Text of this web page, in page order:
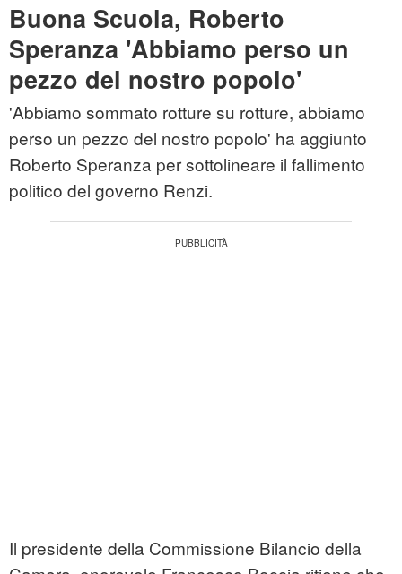
Buona Scuola, Roberto
Speranza 'Abbiamo perso un
pezzo del nostro popolo'
'Abbiamo sommato rotture su rotture, abbiamo
perso un pezzo del nostro popolo' ha aggiunto
Roberto Speranza per sottolineare il fallimento
politico del governo Renzi.
Il presidente della Commissione Bilancio della